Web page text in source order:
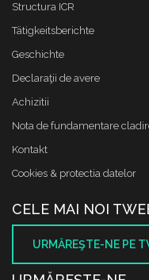
Structura ICR
Tätigkeitsberichte
Geschichte
Declaraţii de avere
Achizitii
Nota de fundamentare
Kontakt
Cookies & protectia datelor
CELE MAI NOI
URMĂREŞTE-NE PE